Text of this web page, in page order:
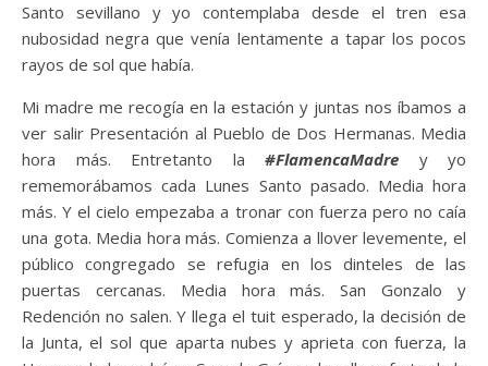
Santo sevillano y yo contemplaba desde el tren esa
nubosidad negra que venía lentamente a tapar los pocos
rayos de sol que había.
Mi madre me recogía en la estación y juntas nos íbamos a
ver salir Presentación al Pueblo de Dos Hermanas. Media
hora más. Entretanto la #FlamencaMadre
y yo
rememorábamos cada Lunes Santo pasado. Media hora
más. Y el cielo empezaba a tronar con fuerza pero no caía
una gota. Media hora más. Comienza a llover levemente, el
público congregado se refugia en los dinteles de las
puertas cercanas. Media hora más. San Gonzalo y
Redención no salen. Y llega el tuit esperado, la decisión de
la Junta, el sol que aparta nubes y aprieta con fuerza, la